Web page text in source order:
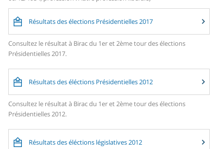
Résultats des élections Présidentielles 2017
Consultez le résultat à Birac du 1er et 2ème tour des élections
Présidentielles 2017.
Résultats des éléctions Présidentielles 2012
Consultez le résultat à Birac du 1er et 2ème tour des élections
Présidentielles 2012.
Résultats des éléctions législatives 2012